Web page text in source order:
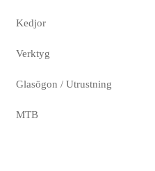
Kedjor
Verktyg
Glasögon / Utrustning
MTB